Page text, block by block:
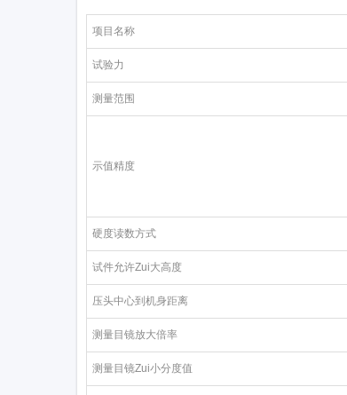
项目名称
试验力
测量范围
示值精度
硬度读数方式
试件允许Zui大高度
压头中心到机身距离
测量目镜放大倍率
测量目镜Zui小分度值